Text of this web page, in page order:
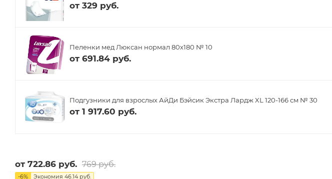
от 329 руб.
Пеленки мед Люксан нормал 80х180 № 10
от 691.84 руб.
Подгузники для взрослых АйДи Бэйсик Экстра Лардж XL 120-166 см № 30
от 1 917.60 руб.
от 722.86 руб. 769 руб.
-6% Экономия 46.14 руб.